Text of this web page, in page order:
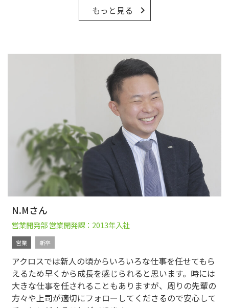
もっと見る keyboard_arrow_right
N.Mさん
営業開発部 営業開発課：2013年入社
営業 新卒
アクロスでは新人の頃からいろいろな仕事を任せてもら
えるため早くから成長を感じられると思います。時には
大きな仕事を任されることもありますが、周りの先輩の
方々や上司が適切にフォローしてくださるので安心して